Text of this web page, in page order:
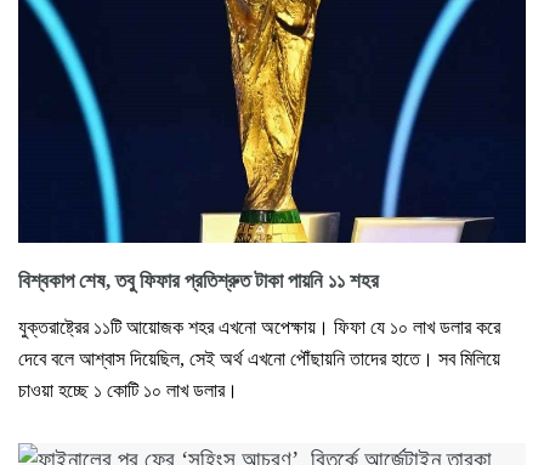
বিশ্বকাপ শেষ, তবু ফিফার প্রতিশ্রুত টাকা পায়নি ১১ শহর
যুক্তরাষ্ট্রের ১১টি আয়োজক শহর এখনো অপেক্ষায়। ফিফা যে ১০ লাখ ডলার করে
দেবে বলে আশ্বাস দিয়েছিল, সেই অর্থ এখনো পৌঁছায়নি তাদের হাতে। সব মিলিয়ে
চাওয়া হচ্ছে ১ কোটি ১০ লাখ ডলার।